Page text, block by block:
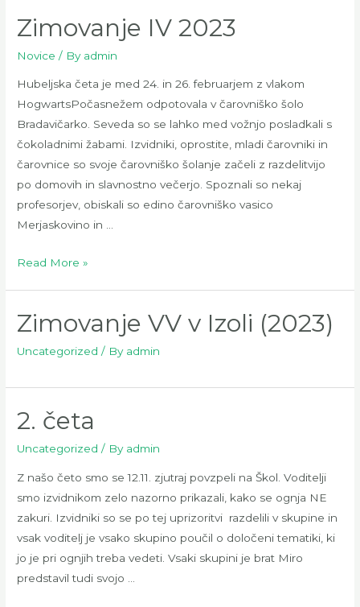
PIVPIV
Zimovanje IV 2023
Novice / By admin
Hubeljska četa je med 24. in 26. februarjem z vlakom
HogwartsPočasnežem odpotovala v čarovniško šolo
Bradavičarko. Seveda so se lahko med vožnjo posladkali s
čokoladnimi žabami. Izvidniki, oprostite, mladi čarovniki in
čarovnice so svoje čarovniško šolanje začeli z razdelitvijo
po domovih in slavnostno večerjo. Spoznali so nekaj
profesorjev, obiskali so edino čarovniško vasico
Merjaskovino in …
Zimovanje
Read More »
Zimovanje VV v Izoli (2023)
Uncategorized / By admin
2. četa
Uncategorized / By admin
Z našo četo smo se 12.11. zjutraj povzpeli na Škol. Voditelji
smo izvidnikom zelo nazorno prikazali, kako se ognja NE
zakuri. Izvidniki so se po tej uprizoritvi razdelili v skupine in
vsak voditelj je vsako skupino poučil o določeni tematiki, ki
jo je pri ognjih treba vedeti. Vsaki skupini je brat Miro
predstavil tudi svojo …